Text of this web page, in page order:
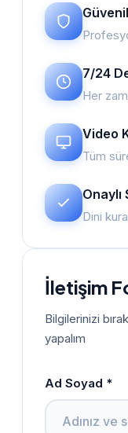
7/24
Her
Video
Tüm
Onaylı
Dini
İletişim
Bilgilerinizi
yapalım
Ad Soyad *